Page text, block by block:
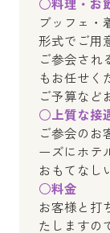
ブッフェ・
形式でご用
ご参会され
もお任せく
ご予算など
○上質な接
ご参会のお
ーズにホテ
おもてなし
○料金
お客様と打
たしますの